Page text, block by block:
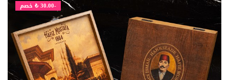
-30.00 ₺ خصم